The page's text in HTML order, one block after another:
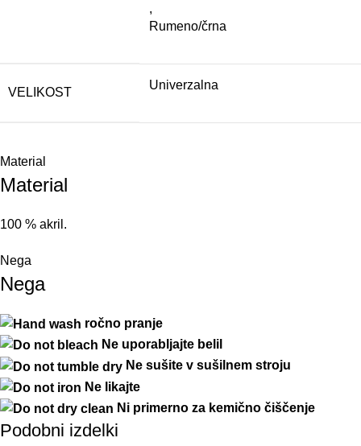
,
Rumeno/črna
VELIKOST
Univerzalna
Material
Material
100 % akril.
Nega
Nega
ročno pranje
Ne uporabljajte belil
Ne sušite v sušilnem stroju
Ne likajte
Ni primerno za kemično čiščenje
Podobni izdelki